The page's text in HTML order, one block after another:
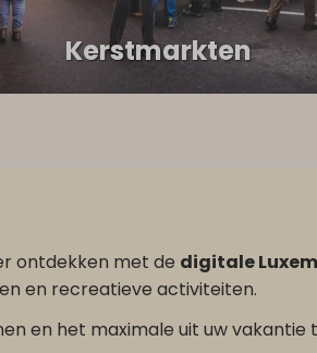
Kerstmarkten
ontdekken met de digitale
en recreatieve activiteiten.
en het maximale uit uw vakantie